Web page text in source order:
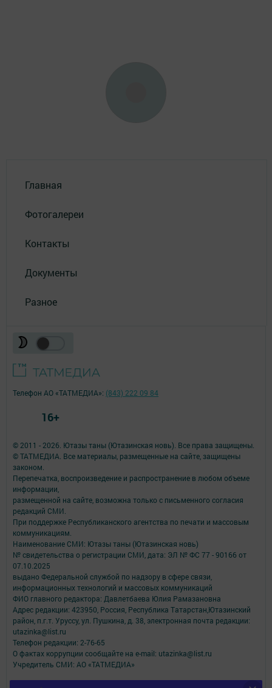
Главная
Фотогалереи
Контакты
Документы
Разное
© 2011 - 2026. Ютазы таны (Ютазинская новь). Все права защищены.
© ТАТМЕДИА. Все материалы, размещенные на сайте, защищены
законом.
Перепечатка, воспроизведение и распространение в любом объеме
информации,
размещенной на сайте, возможна только с письменного согласия
редакций СМИ.
При поддержке Республиканского агентства по печати и массовым
коммуникациям.
Наименование СМИ: Ютазы таны (Ютазинская новь)
№ свидетельства о регистрации СМИ, дата: ЭЛ № ФС 77 - 90166 от
07.10.2025
выдано Федеральной службой по надзору в сфере связи,
информационных технологий и массовых коммуникаций
ФИО главного редактора: Давлетбаева Юлия Рамазановна
Адрес редакции: 423950, Россия, Республика Татарстан,Ютазинский
район, п.г.т. Уруссу, ул. Пушкина, д. 38, электронная почта редакции:
utazinka@list.ru
Телефон редакции: 2-76-65
О фактах коррупции сообщайте на e-mail: utazinka@list.ru
Учредитель СМИ: АО «ТАТМЕДИА»
Телефон АО «ТАТМЕДИА»: (843) 222 09 84
16+